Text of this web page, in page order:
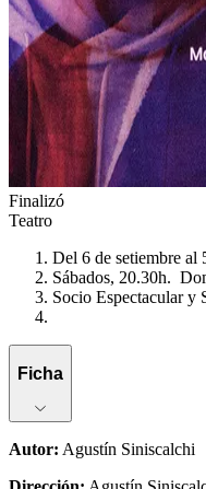
Finalizó
Teatro
Del 6 de setiembre al
Sábados, 20.30h.
Socio Espectacular y
Ficha
Autor: Agustín Siniscalchi